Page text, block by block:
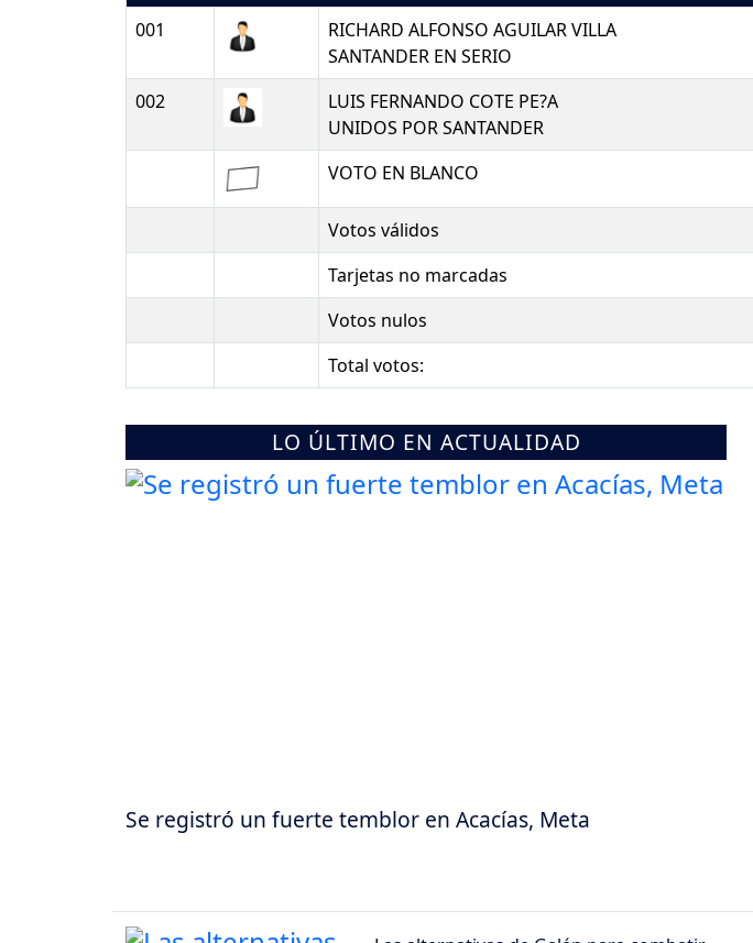
001
RICHARD ALFONSO AGUILAR VILLA
SANTANDER EN SERIO
002
LUIS FERNANDO COTE PE?A
UNIDOS POR SANTANDER
VOTO EN BLANCO
Votos válidos
Tarjetas no marcadas
Votos nulos
Total votos:
LO ÚLTIMO EN ACTUALIDAD
Se registró un fuerte temblor en Acacías, Meta